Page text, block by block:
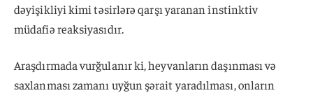
dəyişikliyi kimi təsirlərə qarşı yaranan instinktiv
müdafiə reaksiyasıdır.
Araşdırmada vurğulanır ki, heyvanların daşınması və
saxlanması zamanı uyğun şərait yaradılması, onların